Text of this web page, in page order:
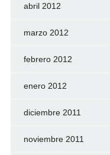
abril 2012
marzo 2012
febrero 2012
enero 2012
diciembre 2011
noviembre 2011